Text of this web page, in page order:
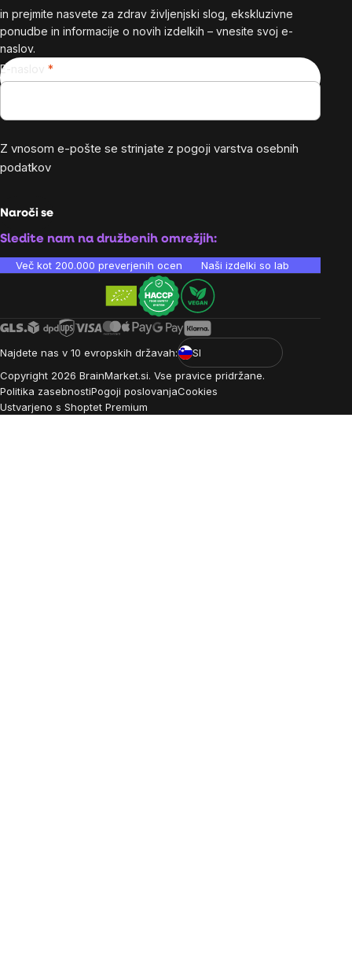
in prejmite nasvete za zdrav življenjski slog, ekskluzivne
ponudbe in informacije o novih izdelkih – vnesite svoj e-
naslov.
E-naslov
Z vnosom e-pošte se strinjate z pogoji varstva osebnih
podatkov
Naroči se
Sledite nam na družbenih omrežjih:
Več kot 200.000 preverjenih ocen Naši izdelki so laboratorijsko
Najdete nas v 10 evropskih državah:
SI
Copyright 2026 BrainMarket.si. Vse pravice pridržane.
Politika zasebnostiPogoji poslovanjaCookies
Ustvarjeno s Shoptet Premium